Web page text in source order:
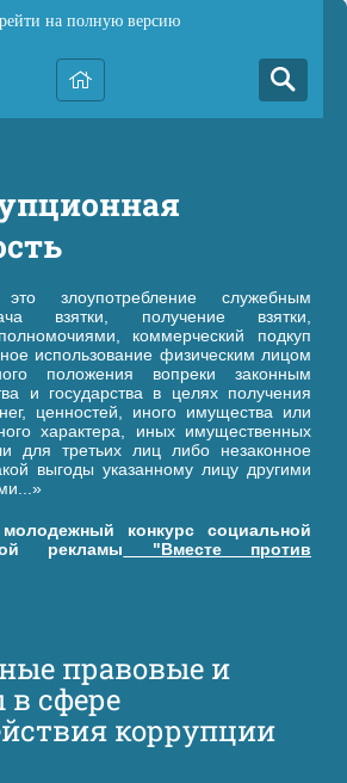
на полную версию
злоупотребление служебным
взятки, получение взятки,
коммерческий подкуп
использование физическим лицом
положения вопреки законным
и государства в целях получения
ценностей, иного имущества или
характера, иных имущественных
для третьих лиц либо незаконное
выгоды указанному лицу другими
конкурс социальной
рекламы "Вместе против
правовые и
сфере
коррупции